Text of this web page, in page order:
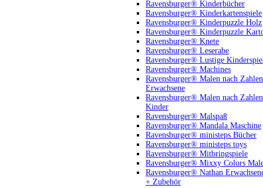
Ravensburger® Kinderbücher
Ravensburger® Kinderkartenspiele
Ravensburger® Kinderpuzzle Holz
Ravensburger® Kinderpuzzle
Ravensburger® Knete
Ravensburger® Leserabe
Ravensburger® Lustige
Ravensburger® Machines
Ravensburger® Malen nach Zahlen
Erwachsene
Ravensburger® Malen nach Zahlen
Kinder
Ravensburger® Malspaß
Ravensburger® Mandala Maschine
Ravensburger® ministeps Bücher
Ravensburger® ministeps toys
Ravensburger® Mitbringspiele
Ravensburger® Mixxy Colors
Ravensburger® Nathan
+ Zubehör